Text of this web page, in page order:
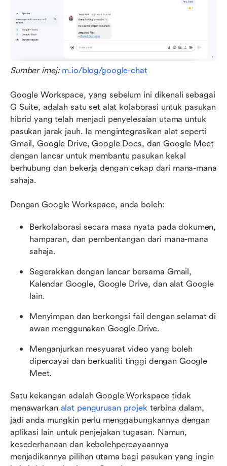
Sumber imej: m.io/blog/google-chat
Google Workspace, yang sebelum ini dikenali sebagai
G Suite, adalah satu set alat kolaborasi untuk pasukan
hibrid yang telah menjadi penyelesaian utama untuk
pasukan jarak jauh. Ia mengintegrasikan alat seperti
Gmail, Google Drive, Google Docs, dan Google Meet
dengan lancar untuk membantu pasukan kekal
berhubung dan bekerja dengan cekap dari mana-mana
sahaja.
Dengan Google Workspace, anda boleh:
Berkolaborasi secara masa nyata pada dokumen,
hamparan, dan pembentangan dari mana-mana
sahaja.
Segerakkan dengan lancar bersama Gmail,
Kalendar Google, Google Drive, dan alat Google
lain.
Menyimpan dan berkongsi fail dengan selamat di
awan menggunakan Google Drive.
Menganjurkan mesyuarat video yang boleh
dipercayai dan berkualiti tinggi dengan Google
Meet.
Satu kekangan adalah Google Workspace tidak
menawarkan alat pengurusan projek terbina dalam,
jadi anda mungkin perlu menggabungkannya dengan
aplikasi lain untuk penjejakan tugasan. Namun,
kesederhanaan dan kebolehpercayaannya
menjadikannya pilihan utama bagi pasukan yang ingin